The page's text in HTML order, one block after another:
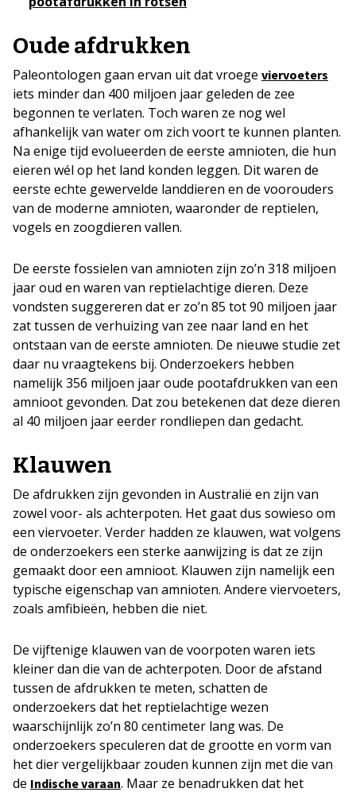
Oude afdrukken
Paleontologen gaan ervan uit dat vroege viervoeters
iets minder dan 400 miljoen jaar geleden de zee
begonnen te verlaten. Toch waren ze nog wel
afhankelijk van water om zich voort te kunnen planten.
Na enige tijd evolueerden de eerste amnioten, die hun
eieren wél op het land konden leggen. Dit waren de
eerste echte gewervelde landdieren en de voorouders
van de moderne amnioten, waaronder de reptielen,
vogels en zoogdieren vallen.
De eerste fossielen van amnioten zijn zo’n 318 miljoen
jaar oud en waren van reptielachtige dieren. Deze
vondsten suggereren dat er zo’n 85 tot 90 miljoen jaar
zat tussen de verhuizing van zee naar land en het
ontstaan van de eerste amnioten. De nieuwe studie zet
daar nu vraagtekens bij. Onderzoekers hebben
namelijk 356 miljoen jaar oude pootafdrukken van een
amnioot gevonden. Dat zou betekenen dat deze dieren
al 40 miljoen jaar eerder rondliepen dan gedacht.
Klauwen
De afdrukken zijn gevonden in Australië en zijn van
zowel voor- als achterpoten. Het gaat dus sowieso om
een viervoeter. Verder hadden ze klauwen, wat volgens
de onderzoekers een sterke aanwijzing is dat ze zijn
gemaakt door een amnioot. Klauwen zijn namelijk een
typische eigenschap van amnioten. Andere viervoeters,
zoals amfibieën, hebben die niet.
De vijftenige klauwen van de voorpoten waren iets
kleiner dan die van de achterpoten. Door de afstand
tussen de afdrukken te meten, schatten de
onderzoekers dat het reptielachtige wezen
waarschijnlijk zo’n 80 centimeter lang was. De
onderzoekers speculeren dat de grootte en vorm van
het dier vergelijkbaar zouden kunnen zijn met die van
de Indische varaan. Maar ze benadrukken dat het